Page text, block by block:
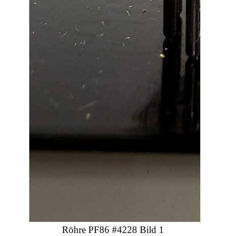
Röhre PF86 #4228 Bild 1